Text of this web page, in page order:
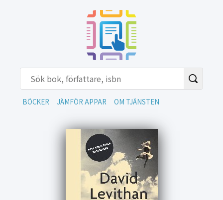
BÖCKER JÄMFÖR APPAR OM TJÄNSTEN